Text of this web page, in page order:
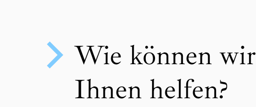
Wie können wir
Ihnen helfen?